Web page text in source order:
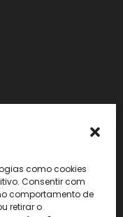
como cookies
Consentir com
comportamento de
retirar o